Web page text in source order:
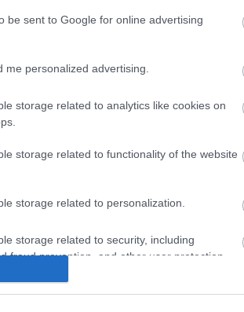
be sent to Google for online advertising
personalized advertising.
storage related to analytics like cookies on
storage related to functionality of the website
storage related to personalization.
storage related to security, including
fraud prevention, and other user protection.
2015
2015
2014